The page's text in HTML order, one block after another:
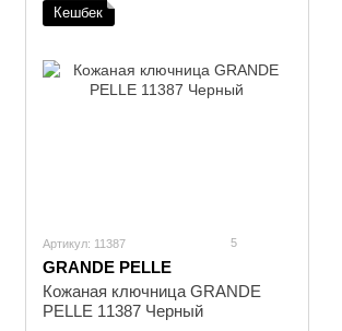
Кешбек
Артикул: 11387 5
GRANDE PELLE
Кожаная ключница GRANDE
PELLE 11387 Черный